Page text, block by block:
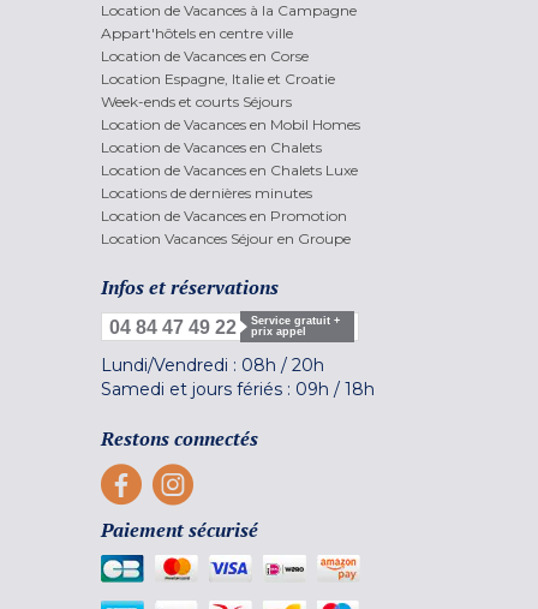
Location de Vacances à la Campagne
Appart'hôtels en centre ville
Location de Vacances en Corse
Location Espagne, Italie et Croatie
Week-ends et courts Séjours
Location de Vacances en Mobil Homes
Location de Vacances en Chalets
Location de Vacances en Chalets Luxe
Locations de dernières minutes
Location de Vacances en Promotion
Location Vacances Séjour en Groupe
Infos et réservations
04 84 47 49 22
Service gratuit +
prix appel
Lundi/Vendredi : 08h / 20h
Samedi et jours fériés : 09h / 18h
Restons connectés
Paiement sécurisé